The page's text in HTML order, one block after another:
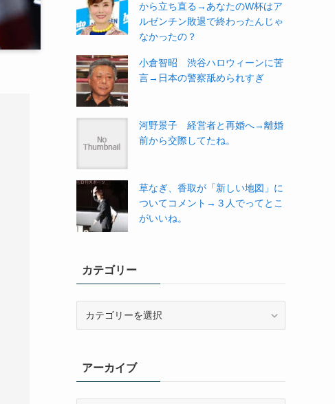
から立ち直る→あなたのW杯はア
ルゼンチン敗退で終わったんじゃ
なかったの？
小倉智昭 渋谷ハロウィーンに苦
言→日本の警察舐められすぎ
河野景子 経営者と再婚へ→離婚
前から交際してたね。
草なぎ、香取が「新しい地図」に
ついてコメント→３人でってとこ
がいいね。
カテゴリー
ーアーカイブ